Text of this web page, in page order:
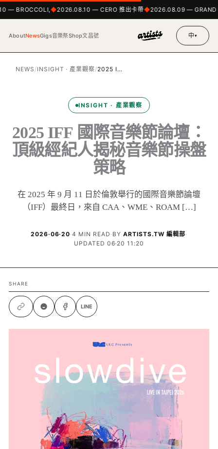
— BROCCOLI, 2026.08.10 — CERO 推出卡帶 2026.08.09 — GRAND
AboutNewsGigs音樂祭Shop文昌號 中▾
NEWS /INSIGHT · 產業觀察/2025 I…
INSIGHT · 產業觀察
2025 IFF 國際音樂節論壇：
頂級經紀人揭秘音樂節操盤
策略
在 2025 年 9 月 11 日於倫敦舉行的國際音樂節論壇
（IFF）最終日，來自 CAA、WME、ROAM […]
2026·06·20·4 MIN READ · BY ARTISTS.TW 編輯部·
UPDATED 06·20 11:20
SHARE
LINE